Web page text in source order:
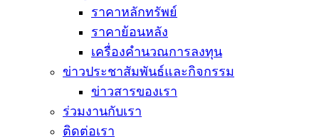
ราคาหลักทรัพย์
ราคาย้อนหลัง
เครื่องคำนวณการลงทุน
ข่าวประชาสัมพันธ์และกิจกรรม
ข่าวสารของเรา
ร่วมงานกับเรา
ติดต่อเรา